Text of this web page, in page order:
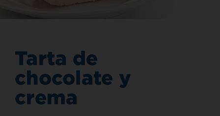
Tarta de
chocolate y
crema